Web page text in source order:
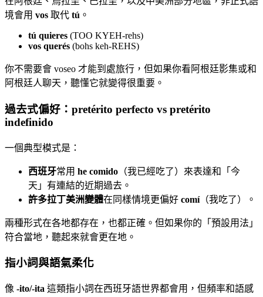
境會用 vos 取代 tú 。
tú quieres (TOO KYEH-rehs)
vos querés (bohs keh-REHS)
你不需要會 voseo 才能到處旅行，但如果你看阿根廷影集或和
阿根廷人聊天，聽懂它就變得很重要。
過去式偏好：pretérito perfecto vs pretérito
indefinido
一個典型模式是：
西班牙常用 he comido （我已經吃了）來表達和「今
天」有連結的近期過去。
許多拉丁美洲變體在同樣情境更偏好 comí（我吃了）。
兩種形式在各地都存在，也都正確。但如果你的「預設用法」
符合當地，聽起來就會更在地。
指小詞與語氣柔化
像 -ito/-ita 這類指小詞在西班牙語世界都會用，但頻率和語感